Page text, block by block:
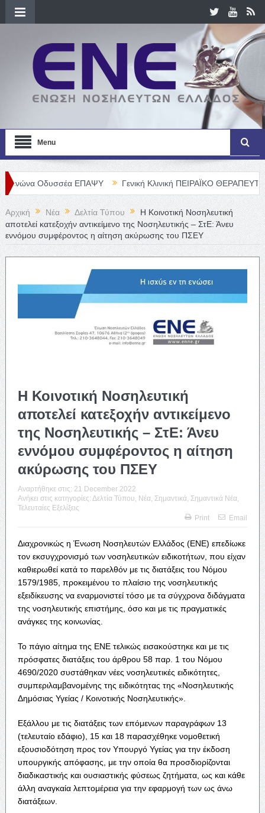
Menu
ΕΠΑΨΥ Γενική Κλινική ΠΕΙΡΑΪΚΟ ΘΕΡΑΠΕΥΤΗΡΙΟ Α. Ε. –
Αρχική Νέα Δελτία Τύπου
Η Κοινοτική Νοσηλευτική
αποτελεί κατεξοχήν αντικείμενο της Νοσηλευτικής – ΣτΕ: Άνευ
εννόμου συμφέροντος η αίτηση ακύρωσης του ΠΣΕΥ
Η Κοινοτική Νοσηλευτική
αποτελεί κατεξοχήν αντικείμενο
της Νοσηλευτικής – ΣτΕ: Άνευ
εννόμου συμφέροντος η αίτηση
ακύρωσης του ΠΣΕΥ
Αναρτήθηκε στις: 21 December 2022
Ανήκει στις κατηγορίες: Δελτία Τύπου Νέα Σημαντικά Σημαντικά Νέα
Τελευταίες Εξελίξεις
Print
Email
Διαχρονικώς η Ένωση Νοσηλευτών Ελλάδος (ΕΝΕ) επεδίωκε
τον εκσυγχρονισμό των νοσηλευτικών ειδικοτήτων, που είχαν
καθιερωθεί κατά το παρελθόν με τις διατάξεις του Νόμου
1579/1985, προκειμένου το πλαίσιο της νοσηλευτικής
εξειδίκευσης να εναρμονιστεί τόσο με τα σύγχρονα διδάγματα
της νοσηλευτικής επιστήμης, όσο και με τις πραγματικές
ανάγκες της κοινωνίας.
Το πάγιο αίτημα της ΕΝΕ τελικώς εισακούστηκε και με τις
πρόσφατες διατάξεις του άρθρου 58 παρ. 1 του Νόμου
4690/2020 συστάθηκαν νέες νοσηλευτικές ειδικότητες,
συμπεριλαμβανομένης της ειδικότητας της «Νοσηλευτικής
Δημόσιας Υγείας / Κοινοτικής Νοσηλευτικής».
Εξάλλου με τις διατάξεις των επόμενων παραγράφων 13
(τελευταίο εδάφιο), 15 και 18 παρασχέθηκε νομοθετική
εξουσιοδότηση προς τον Υπουργό Υγείας για την έκδοση
υπουργικής απόφασης, με την οποία θα προσδιορίζονται
διαδικαστικής και ουσιαστικής φύσεως ζητήματα, ως και κάθε
άλλη αναγκαία λεπτομέρεια για την εφαρμογή των ως άνω
διατάξεων.